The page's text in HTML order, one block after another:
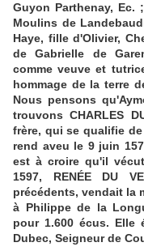
Guyon Parthenay,
Moulins de
Haye, fille d'Olivier,
de Gabrielle de
comme veuve et
hommage de la terre
Nous pensons
trouvons CHARLES
frère, qui se qualifie
rend aveu le 9 juin
est à croire qu'il
1597, RENÉE DU
précédents, vendait la
à Philippe de la
pour 1.600 écus. Elle
Dubec, Seigneur de